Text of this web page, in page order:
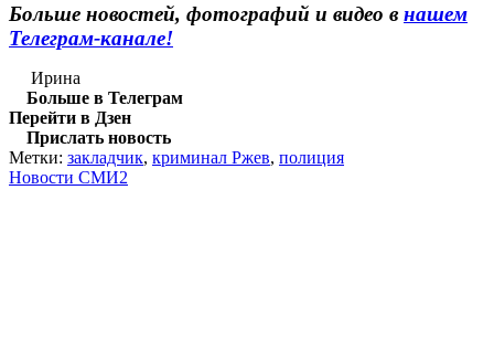
Больше новостей, фотографий и видео в нашем
Телеграм-канале!
Ирина
Больше в Телеграм
Перейти в Дзен
Прислать новость
Метки: закладчик, криминал Ржев, полиция
Новости СМИ2